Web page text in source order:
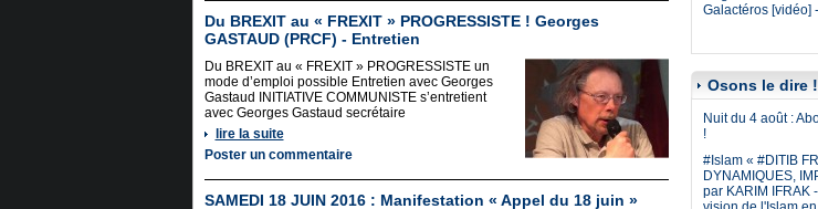
Du BREXIT au « FREXIT » PROGRESSISTE ! Georges
GASTAUD (PRCF) - Entretien
Du BREXIT au « FREXIT » PROGRESSISTE un
mode d’emploi possible Entretien avec Georges
Gastaud INITIATIVE COMMUNISTE s’entretient
avec Georges Gastaud secrétaire
lire la suite
Poster un commentaire
SAMEDI 18 JUIN 2016 : Manifestation « Appel du 18 juin »
Galactéros [vidéo]
Osons le dire !
Nuit du 4 août :
!
#Islam « #DITIB
DYNAMIQUES,
par KARIM IFRAK